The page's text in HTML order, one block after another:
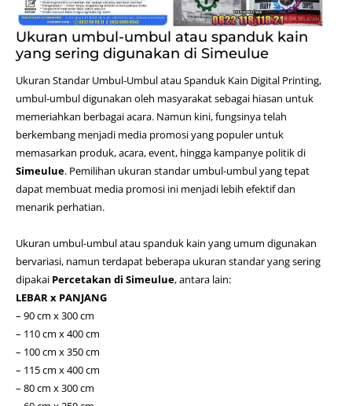
Ukuran umbul-umbul atau spanduk kain
yang sering digunakan di Simeulue
Ukuran Standar Umbul-Umbul atau Spanduk Kain Digital Printing,
umbul-umbul digunakan oleh masyarakat sebagai hiasan untuk
memeriahkan berbagai acara. Namun kini, fungsinya telah
berkembang menjadi media promosi yang populer untuk
memasarkan produk, acara, event, hingga kampanye politik di
Simeulue. Pemilihan ukuran standar umbul-umbul yang tepat
dapat membuat media promosi ini menjadi lebih efektif dan
menarik perhatian.
Ukuran umbul-umbul atau spanduk kain yang umum digunakan
bervariasi, namun terdapat beberapa ukuran standar yang sering
dipakai Percetakan di Simeulue, antara lain:
LEBAR x PANJANG
– 90 cm x 300 cm
– 110 cm x 400 cm
– 100 cm x 350 cm
– 115 cm x 400 cm
– 80 cm x 300 cm